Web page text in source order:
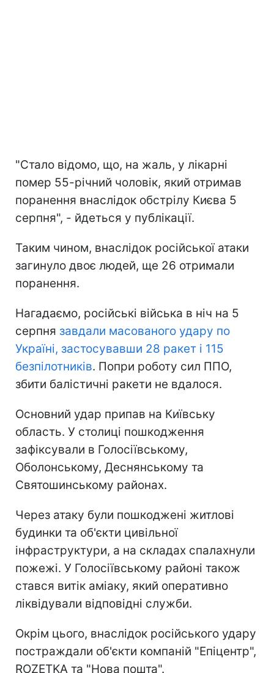
"Стало відомо, що, на жаль, у лікарні
помер 55-річний чоловік, який отримав
поранення внаслідок обстрілу Києва 5
серпня", - йдеться у публікації.
Таким чином, внаслідок російської атаки
загинуло двоє людей, ще 26 отримали
поранення.
Нагадаємо, російські війська в ніч на 5
серпня завдали масованого удару по
Україні, застосувавши 28 ракет і 115
безпілотників. Попри роботу сил ППО,
збити балістичні ракети не вдалося.
Основний удар припав на Київську
область. У столиці пошкодження
зафіксували в Голосіївському,
Оболонському, Деснянському та
Святошинському районах.
Через атаку були пошкоджені житлові
будинки та об'єкти цивільної
інфраструктури, а на складах спалахнули
пожежі. У Голосіївському районі також
стався витік аміаку, який оперативно
ліквідували відповідні служби.
Окрім цього, внаслідок російського удару
постраждали об'єкти компаній "Епіцентр",
ROZETKA та "Нова пошта".